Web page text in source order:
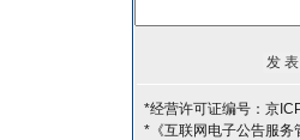
*经营许可证编号：京
*《互联网电子公告服务